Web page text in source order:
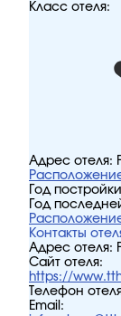
Класс отеля:
Адрес отеля:
Год
Год
Контакты
Адрес отеля:
Сайт отеля:
https://
Телефон
Email: